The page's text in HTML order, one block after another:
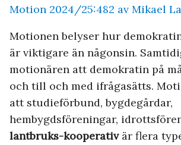
Motion 2024/25:482 av Mikael
Motionen belyser hur
är viktigare än någonsin.
motionären att demokratin på
och till och med ifrågasätts.
att studieförbund, bygdegårdar,
hembygdsföreningar,
lantbruks-kooperativär flera